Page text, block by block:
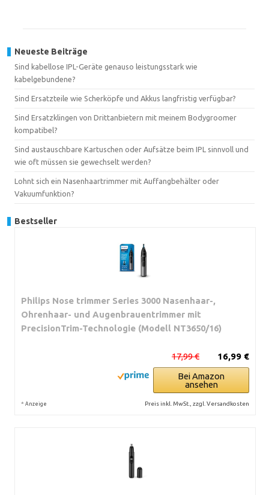
Neueste Beiträge
Sind kabellose IPL-Geräte genauso leistungsstark wie
kabelgebundene?
Sind Ersatzteile wie Scherköpfe und Akkus langfristig verfügbar?
Sind Ersatzklingen von Drittanbietern mit meinem Bodygroomer
kompatibel?
Sind austauschbare Kartuschen oder Aufsätze beim IPL sinnvoll und
wie oft müssen sie gewechselt werden?
Lohnt sich ein Nasenhaartrimmer mit Auffangbehälter oder
Vakuumfunktion?
Bestseller
Philips Nose trimmer Series 3000 Nasenhaar-,
Ohrenhaar- und Augenbrauentrimmer mit
PrecisionTrim-Technologie (Modell NT3650/16)
16,99 €
17,99 €
Bei Amazon
ansehen
* Anzeige Preis inkl. MwSt., zzgl. Versandkosten